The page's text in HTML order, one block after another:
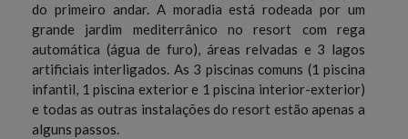
do primeiro andar. A moradia está rodeada por um
grande jardim mediterrânico no resort com rega
automática (água de furo), áreas relvadas e 3 lagos
artificiais interligados. As 3 piscinas comuns (1 piscina
infantil, 1 piscina exterior e 1 piscina interior-exterior)
e todas as outras instalações do resort estão apenas a
alguns passos.